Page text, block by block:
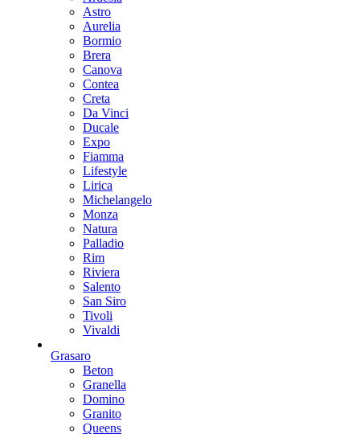
Astro
Aurelia
Bormio
Brera
Canova
Contea
Creta
Da Vinci
Ducale
Expo
Fiamma
Lifestyle
Lirica
Michelangelo
Monza
Natura
Palladio
Rim
Riviera
Salento
San Siro
Tivoli
Vivaldi
Grasaro
Beton
Granella
Domino
Granito
Queens